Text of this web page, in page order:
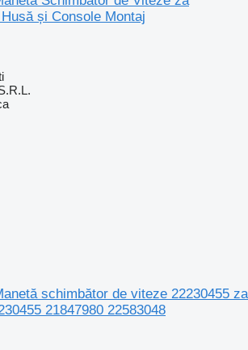
și Console Montaj
schimbător de viteze 22230455 za
21847980 22583048